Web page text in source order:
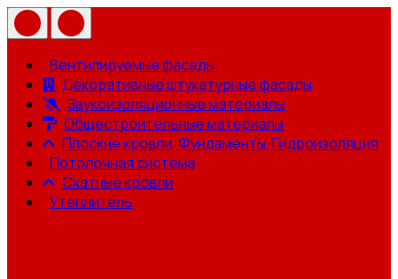
Вентилируемые фасады
Декоративные штукатурные фасады
Звукоизоляционные материалы
Общестроительные материалы
Плоские кровли, Фундаменты, Гидроизоляция
Потолочная система
Скатные кровли
Утеплитель